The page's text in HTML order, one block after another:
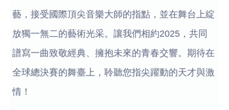
藝，接受國際頂尖音樂大師的指點，並在舞台上綻
放獨一無二的藝術光采。讓我們相約2025，共同
譜寫一曲致敬經典、擁抱未來的青春交響。期待在
全球總決賽的舞臺上，聆聽您指尖躍動的天才與激
情！